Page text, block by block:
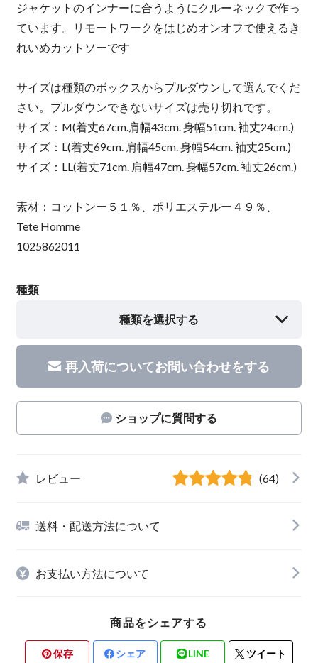
ジャケットのインナーに合うようにクルーネックで作っ
ています。リモートワークをはじめオンオフで使えるき
れいめカットソーです
サイズは種類のボックスからプルダウンして選んでくだ
さい。プルダウンできないサイズは売り切れです。
サイズ：M(着丈67cm.肩幅43cm. 身幅51cm. 袖丈24cm.)
サイズ：L(着丈69cm. 肩幅45cm. 身幅54cm. 袖丈25cm.)
サイズ：LL(着丈71cm. 肩幅47cm. 身幅57cm. 袖丈26cm.)
素材：コットンー５１％、ポリエステルー４９％、
Tete Homme
1025862011
種類
種類を選択する
再入荷についてお問い合わせをする
ショップに質問する
レビュー (64)
送料・配送方法について
お支払い方法について
商品をシェアする
保存 シェア LINE ツイート